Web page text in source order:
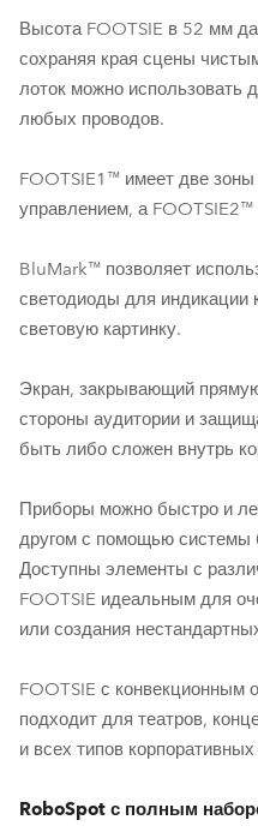
Высота FOOTSIE в 52 мм
сохраняя края сцены
лоток можно использовать
любых проводов.
FOOTSIE1™ имеет две
управлением, а
BluMark™ позволяет
светодиоды для индикации
световую картинку.
Экран, закрывающий
стороны аудитории и
быть либо сложен внутрь
Приборы можно быстро и
другом с помощью системы
Доступны элементы с
FOOTSIE идеальным для
или создания
FOOTSIE с конвекционным
подходит для театров,
и всех типов
RoboSpot с полным